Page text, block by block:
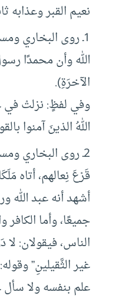
نعيم القبر وعذابه
1ـ روى البخاري ومسلم وأصحاب السنن أن النبي ـ
الله وأن محمدًا
الآخرَةِ).
وفي لفظٍ: نزلتْ في
اللهُ الذينَ آمنوا
2ـ روى البخاري ومسلم أن النبي ـ
قَرْعَ نِعالهم، أتاه
أشهد أنه عبد الله
جميعًا، وأما
الناس، فيقولان:
غير الثَّقيلينِ”
علم بنفسه ولا سأل